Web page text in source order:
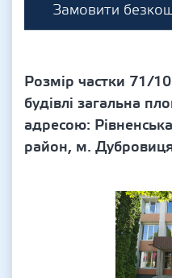
Замовити
Розмір частки 71/
будівлі загальна
адресою:
район, м.